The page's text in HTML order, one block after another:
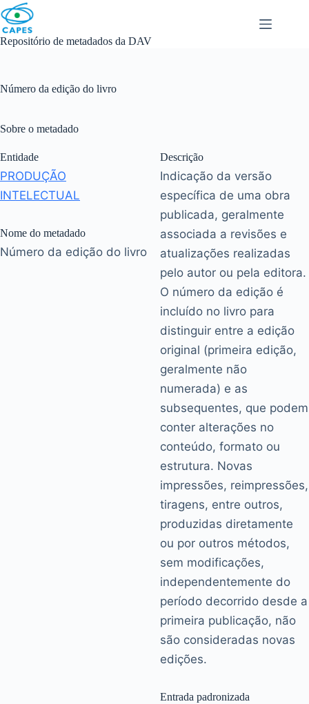
Skip
to
content
Repositório de metadados da DAV
Número da edição do livro
Sobre o metadado
Entidade
PRODUÇÃO
INTELECTUAL
Nome do metadado
Número da edição do livro
Descrição
Indicação da versão
específica de uma obra
publicada, geralmente
associada a revisões e
atualizações realizadas
pelo autor ou pela editora.
O número da edição é
incluído no livro para
distinguir entre a edição
original (primeira edição,
geralmente não
numerada) e as
subsequentes, que podem
conter alterações no
conteúdo, formato ou
estrutura. Novas
impressões, reimpressões,
tiragens, entre outros,
produzidas diretamente
ou por outros métodos,
sem modificações,
independentemente do
período decorrido desde a
primeira publicação, não
são consideradas novas
edições.
Entrada padronizada